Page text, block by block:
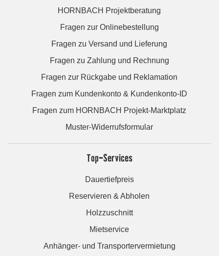
HORNBACH Projektberatung
Fragen zur Onlinebestellung
Fragen zu Versand und Lieferung
Fragen zu Zahlung und Rechnung
Fragen zur Rückgabe und Reklamation
Fragen zum Kundenkonto & Kundenkonto-ID
Fragen zum HORNBACH Projekt-Marktplatz
Muster-Widerrufsformular
Top-Services
Dauertiefpreis
Reservieren & Abholen
Holzzuschnitt
Mietservice
Anhänger- und Transportervermietung